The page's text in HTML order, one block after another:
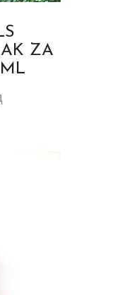
ZA